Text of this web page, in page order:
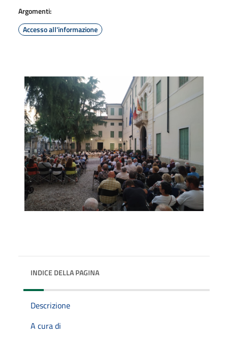
Argomenti:
Accesso all'informazione
INDICE DELLA PAGINA
Descrizione
A cura di